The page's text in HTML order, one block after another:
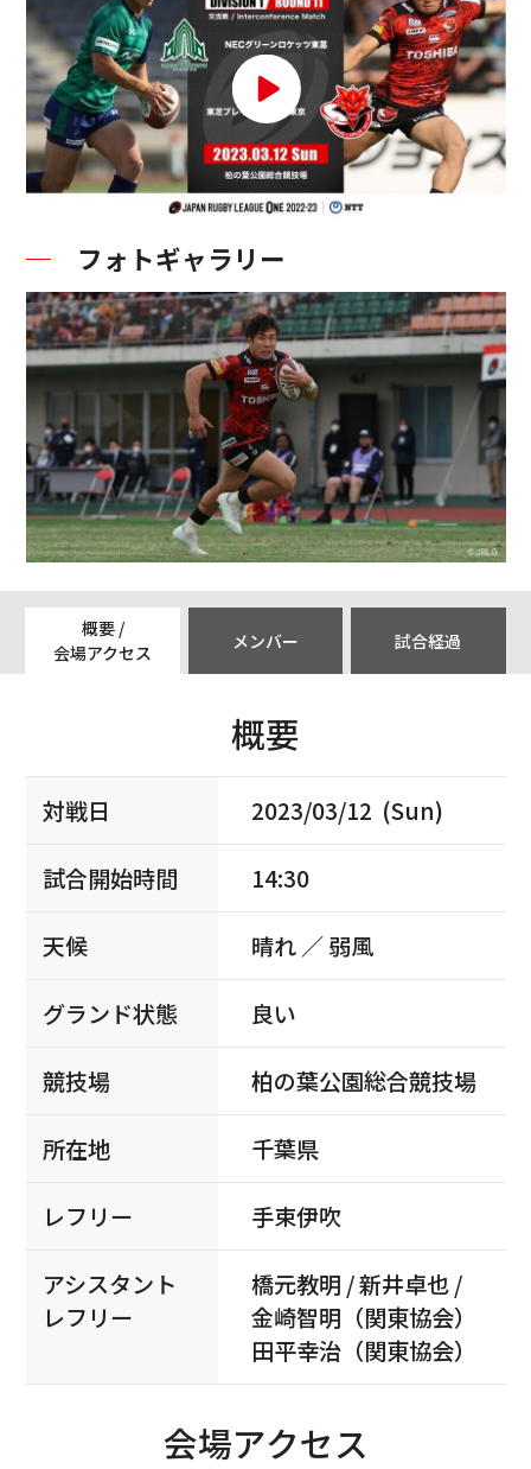
フォトギャラリー
概要 /
会場アクセス
メンバー 試合経過
概要
対戦日 2023/03/12 (Sun)
試合開始時間 14:30
天候 晴れ ／ 弱風
グランド状態 良い
競技場 柏の葉公園総合競技場
所在地 千葉県
レフリー 手束伊吹
アシスタント
レフリー
橋元教明 / 新井卓也 /
金崎智明（関東協会）
田平幸治（関東協会）
会場アクセス